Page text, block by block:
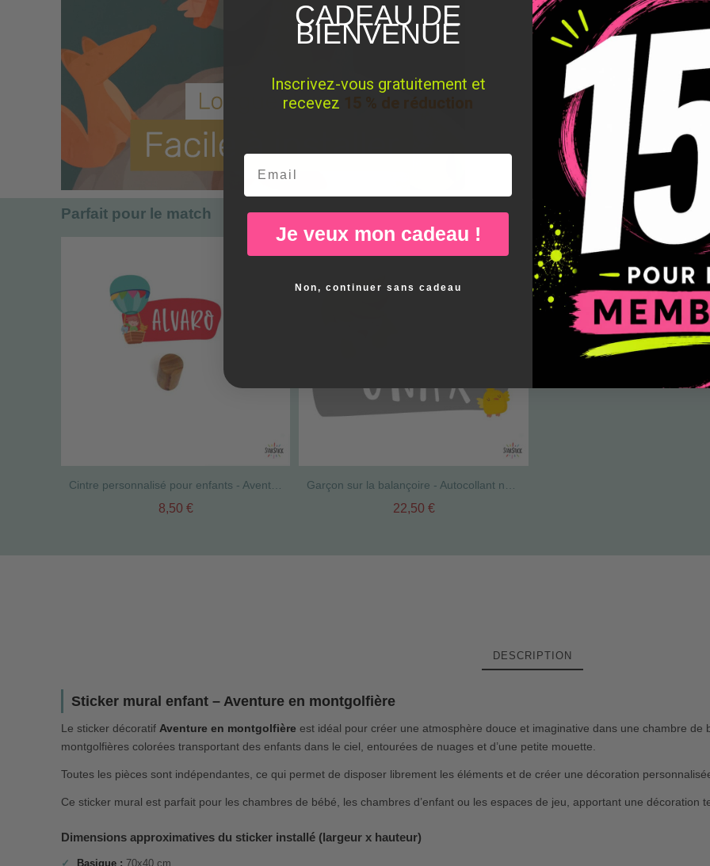
Parfait pour le match
8,50 € 22,50 €
DESCRIPTION
Sticker mural enfant – Aventure en montgolfière
Le sticker décoratif Aventure en montgolfière est idéal pour créer une atmosphère douce et imaginative dans une chambre de
montgolfières colorées transportant des enfants dans le ciel, entourées de nuages et d’une petite mouette.
Toutes les pièces sont indépendantes, ce qui permet de disposer librement les éléments et de créer une décoration
Ce sticker mural est parfait pour les chambres de bébé, les chambres d’enfant ou les espaces de jeu, apportant une décoration
Dimensions approximatives du sticker installé (largeur x hauteur)
Basique : 70x40 cm
CADEAU DE
BIENVENUE
Inscrivez-vous gratuitement et
recevez
Email
Je veux mon cadeau !
Non, continuer sans cadeau